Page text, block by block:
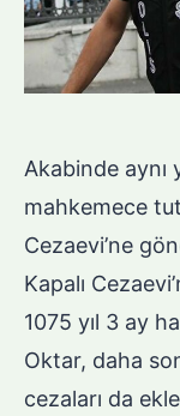
Akabinde aynı
mahkemece
Cezaevi’ne
Kapalı
1075 yıl 3 ay
Oktar, daha
cezaları da